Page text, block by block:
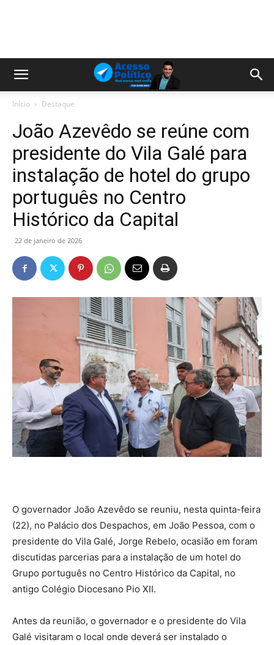
Início Destaque
João Azevêdo se reúne com
presidente do Vila Galé para
instalação de hotel do grupo
português no Centro
Histórico da Capital
22 de janeiro de 2026
O governador João Azevêdo se reuniu, nesta quinta-feira
(22), no Palácio dos Despachos, em João Pessoa, com o
presidente do Vila Galé, Jorge Rebelo, ocasião em foram
discutidas parcerias para a instalação de um hotel do
Grupo português no Centro Histórico da Capital, no
antigo Colégio Diocesano Pio XII.
Antes da reunião, o governador e o presidente do Vila
Galé visitaram o local onde deverá ser instalado o